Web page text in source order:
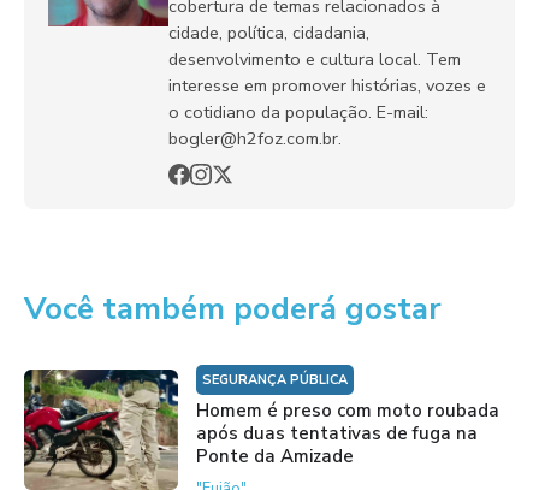
cobertura de temas relacionados à
cidade, política, cidadania,
desenvolvimento e cultura local. Tem
interesse em promover histórias, vozes e
o cotidiano da população. E-mail:
bogler@h2foz.com.br.
Você também poderá gostar
SEGURANÇA PÚBLICA
Homem é preso com moto roubada
após duas tentativas de fuga na
Ponte da Amizade